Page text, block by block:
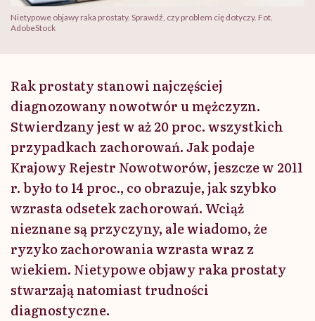
Nietypowe objawy raka prostaty. Sprawdź, czy problem cię dotyczy. Fot.
AdobeStock
Rak prostaty stanowi najczęściej
diagnozowany nowotwór u mężczyzn.
Stwierdzany jest w aż 20 proc. wszystkich
przypadkach zachorowań. Jak podaje
Krajowy Rejestr Nowotworów, jeszcze w 2011
r. było to 14 proc., co obrazuje, jak szybko
wzrasta odsetek zachorowań. Wciąż
nieznane są przyczyny, ale wiadomo, że
ryzyko zachorowania wzrasta wraz z
wiekiem. Nietypowe objawy raka prostaty
stwarzają natomiast trudności
diagnostyczne.